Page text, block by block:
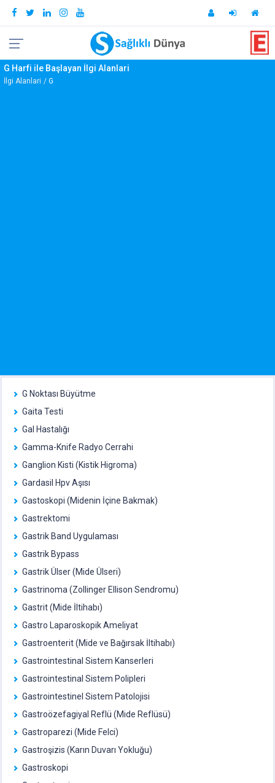
G Harfi ile Başlayan İlgi Alanlari
İlgi Alanlari G
G Noktası Büyütme
Gaita Testi
Gal Hastalığı
Gamma-Knife Radyo Cerrahi
Ganglion Kisti (Kistik Higroma)
Gardasil Hpv Aşısı
Gastoskopi (Midenin İçine Bakmak)
Gastrektomi
Gastrik Band Uygulaması
Gastrik Bypass
Gastrik Ülser (Mide Ülseri)
Gastrinoma (Zollinger Ellison Sendromu)
Gastrit (Mide İltihabı)
Gastro Laparoskopik Ameliyat
Gastroenterit (Mide ve Bağırsak İltihabı)
Gastrointestinal Sistem Kanserleri
Gastrointestinal Sistem Polipleri
Gastrointestinel Sistem Patolojisi
Gastroözefagiyal Reflü (Mide Reflüsü)
Gastroparezi (Mide Felci)
Gastroşizis (Karın Duvarı Yokluğu)
Gastroskopi